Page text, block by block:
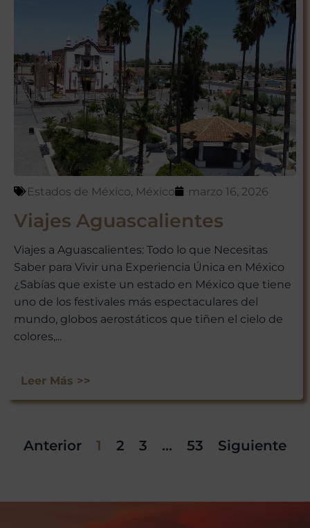
Estados de México, México marzo 16, 2026
Viajes Aguascalientes
Viajes a Aguascalientes: Todo lo que Necesitas
Saber para Vivir una Experiencia Única en México
¿Sabías que existe un estado en México que tiene
uno de los festivales más espectaculares del
mundo, globos aerostáticos que tiñen el cielo de
colores,...
Leer Más >>
Anterior 1 2 3 … 53 Siguiente